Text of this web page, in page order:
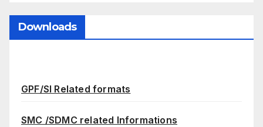
Downloads
GPF/SI Related formats
SMC /SDMC related Informations